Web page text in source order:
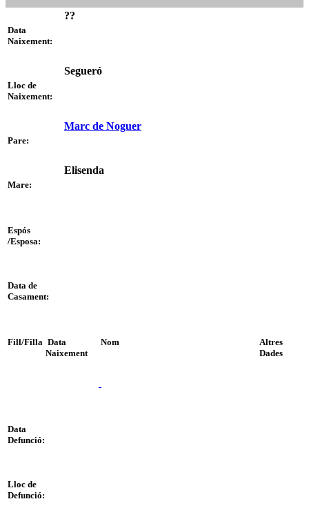
Data
Naixement:
??
Lloc de
Naixement:
Segueró
Pare:
Marc de Noguer
Mare:
Elisenda
Espós
/Esposa:
Data de
Casament:
Fill/Filla Data
Naixement
Nom
Altres
Dades
Data
Defunció:
Lloc de
Defunció: